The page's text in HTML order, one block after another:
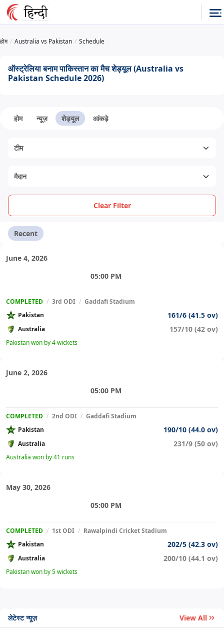
होम Australia vs Pakistan Schedule
ऑस्ट्रेलिया बनाम पाकिस्तान का मैच शेड्यूल (Australia vs
Pakistan Schedule 2026)
होम न्यूज़ शेड्यूल आंकड़े
Clear Filter
Recent
June 4, 2026
05:00 PM
COMPLETED / 3rd ODI / Gaddafi Stadium
Pakistan
161/6 (41.5 ov)
Australia 157/10 (42 ov)
Pakistan won by 4 wickets
June 2, 2026
05:00 PM
COMPLETED / 2nd ODI / Gaddafi Stadium
Pakistan
190/10 (44.0 ov)
Australia 231/9 (50 ov)
Australia won by 41 runs
May 30, 2026
05:00 PM
COMPLETED / 1st ODI / Rawalpindi Cricket Stadium
Pakistan
202/5 (42.3 ov)
Australia 200/10 (44.1 ov)
Pakistan won by 5 wickets
लेटेस्ट न्यूज़ View All